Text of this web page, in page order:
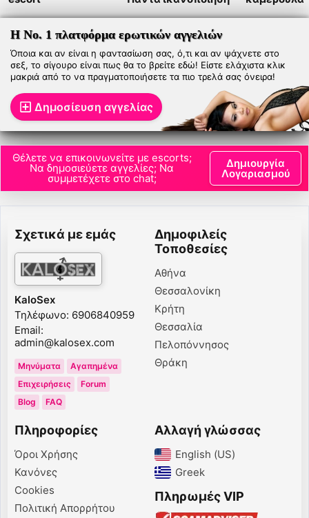
Η Νο. 1 πλατφόρμα ερωτικών αγγελιών
Όποια και αν είναι η φαντασίωση σας, ό,τι και αν ψάχνετε στο
σεξ, το σίγουρο είναι πως θα το βρείτε εδώ! Είστε ελάχιστα κλικ
μακριά από το να πραγματοποιήσετε τα πιο τρελά σας όνειρα!
Δημοσίευση αγγελίας
Θέλετε να επικοινωνείτε με escorts;
Να δημοσιεύετε αγγελίες; Να
συμμετέχετε στο chat;
Δημιουργία
Λογαριασμού
Σχετικά με εμάς
KaloSex
Τηλέφωνο: 6906840959
Email:
admin@kalosex.com
Μηνύματα
Αγαπημένα
Επιχειρήσεις
Forum
Blog
FAQ
Δημοφιλείς
Τοποθεσίες
Αθήνα
Θεσσαλονίκη
Κρήτη
Θεσσαλία
Πελοπόννησος
Θράκη
Πληροφορίες
Όροι Χρήσης
Κανόνες
Cookies
Πολιτική Απορρήτου
Αλλαγή γλώσσας
English (US)‎
Greek‎
Πληρωμές VIP